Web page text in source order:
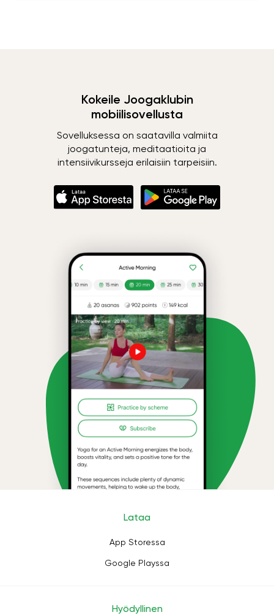
Kokeile Joogaklubin
mobiilisovellusta
Sovelluksessa on saatavilla valmiita
joogatunteja, meditaatioita ja
intensiivikursseja erilaisiin tarpeisiin.
Lataa
App Storessa
Google Playssa
Hyödyllinen